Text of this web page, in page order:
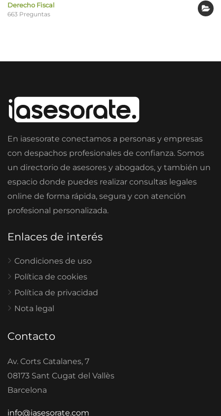
Derecho Fiscal
663 Preguntas
En iasesorate conectamos a personas y empresas
con despachos profesionales de confianza. Somos
un directorio de asesores y abogados, y también un
espacio donde puedes realizar consultas legales
online de forma rápida, segura y con atención
profesional personalizada.
Enlaces de interés
Condiciones de uso
Política de cookies
Política de privacidad
Nota legal
Contacto
Av. Corts Catalanes, 7
08173 Sant Cugat del Vallès
Barcelona
info@iasesorate.com